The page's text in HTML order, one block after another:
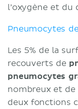
l’oxygène et du
Pneumocytes
Les 5% de la
recouverts de
pneumocytes
nombreux et de
deux fonctions